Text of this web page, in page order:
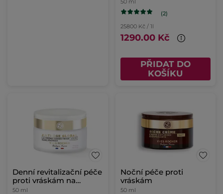
(2)
25800 Kč / 1l
1290.00 Kč
PŘIDAT DO
KOŠÍKU
Denní revitalizační péče
proti vráskám na
suchou pleť
50 ml
Noční péče proti
vráskám
50 ml